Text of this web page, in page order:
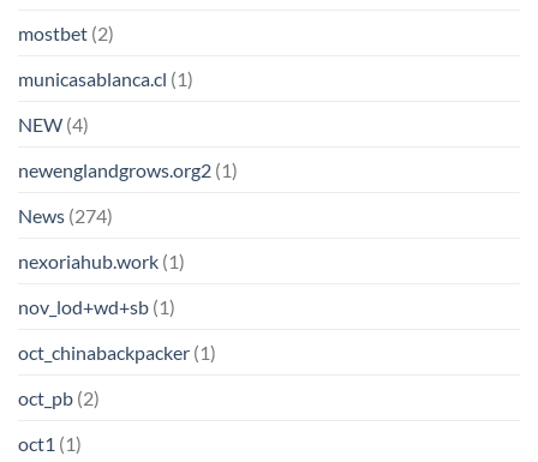
mostbet (2)
municasablanca.cl (1)
NEW (4)
newenglandgrows.org2 (1)
News (274)
nexoriahub.work (1)
nov_lod+wd+sb (1)
oct_chinabackpacker (1)
oct_pb (2)
oct1 (1)